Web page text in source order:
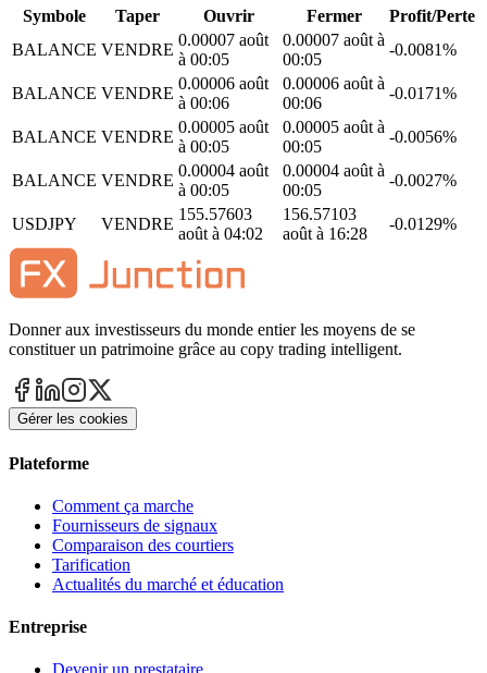
Symbole Taper Ouvrir Fermer
Profit/Perte
BALANCE VENDRE
0.00007 août
à 00:05
0.00007 août à
00:05
-0.0081%
BALANCE VENDRE
0.00006 août
à 00:06
0.00006 août à
00:06
-0.0171%
BALANCE VENDRE
0.00005 août
à 00:05
0.00005 août à
00:05
-0.0056%
BALANCE VENDRE
0.00004 août
à 00:05
0.00004 août à
00:05
-0.0027%
USDJPY VENDRE
155.57603
août à 04:02
156.57103
août à 16:28
-0.0129%
Donner aux investisseurs du monde entier les moyens de se
constituer un patrimoine grâce au copy trading intelligent.
Gérer les cookies
Plateforme
Comment ça marche
Fournisseurs de signaux
Comparaison des courtiers
Tarification
Actualités du marché et éducation
Entreprise